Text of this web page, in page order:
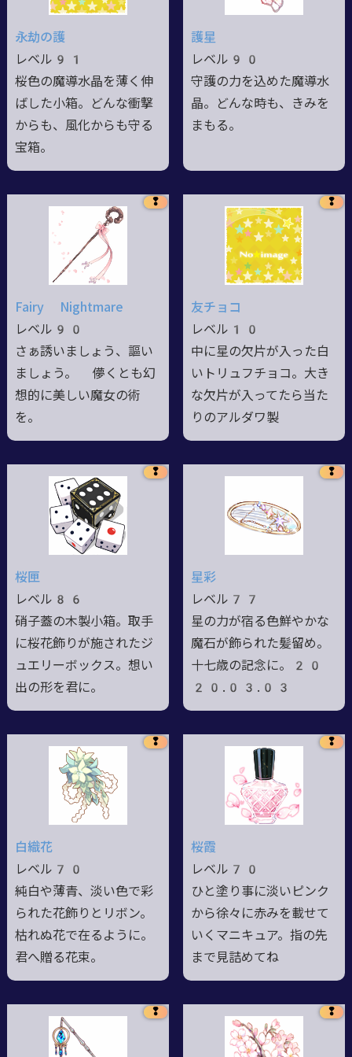
永劫の護
レベル91
桜色の魔導水晶を薄く伸
ばした小箱。どんな衝撃
からも、風化からも守る
宝箱。
護星
レベル90
守護の力を込めた魔導水
晶。どんな時も、きみを
まもる。
❢
Fairy Nightmare
レベル90
さぁ誘いましょう、謳い
ましょう。 儚くとも幻
想的に美しい魔女の術
を。
❢
友チョコ
レベル10
中に星の欠片が入った白
いトリュフチョコ。大き
な欠片が入ってたら当た
りのアルダワ製
❢
桜匣
レベル86
硝子蓋の木製小箱。取手
に桜花飾りが施されたジ
ュエリーボックス。想い
出の形を君に。
❢
星彩
レベル77
星の力が宿る色鮮やかな
魔石が飾られた髪留め。
十七歳の記念に。20
20.03.03
❢
白織花
レベル70
純白や薄青、淡い色で彩
られた花飾りとリボン。
枯れぬ花で在るように。
君へ贈る花束。
❢
桜霞
レベル70
ひと塗り事に淡いピンク
から徐々に赤みを載せて
いくマニキュア。指の先
まで見詰めてね
❢ ❢